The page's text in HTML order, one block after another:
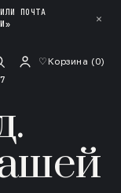
ПОЧТА
✕
♡Корзина (0)